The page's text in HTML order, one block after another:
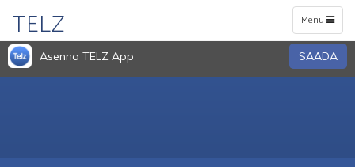
Toggle
navigation
Menu
TELZ
Asenna TELZ App SAADA